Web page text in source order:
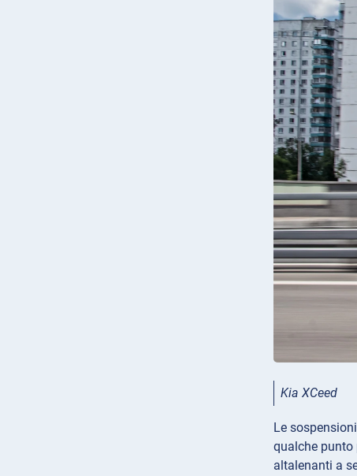
Kia XCeed
Le
qualche
altalenanti a